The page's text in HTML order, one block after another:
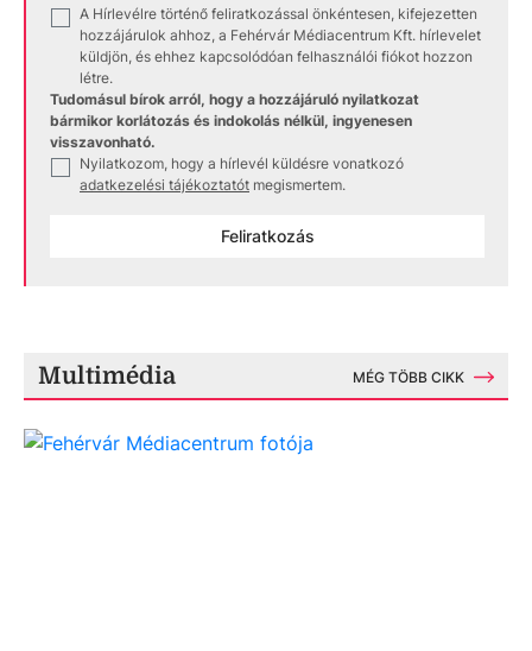
A Hírlevélre történő feliratkozással önkéntesen, kifejezetten
hozzájárulok ahhoz, a Fehérvár Médiacentrum Kft. hírlevelet
küldjön, és ehhez kapcsolódóan felhasználói fiókot hozzon
létre.
Tudomásul bírok arról, hogy a hozzájáruló nyilatkozat
bármikor korlátozás és indokolás nélkül, ingyenesen
visszavonható.
Nyilatkozom, hogy a hírlevél küldésre vonatkozó
adatkezelési tájékoztatót megismertem.
Feliratkozás
Multimédia MÉG TÖBB CIKK